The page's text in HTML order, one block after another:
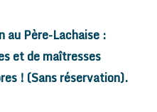
au Père-Lachaise :
et de maîtresses
! (Sans réservation).